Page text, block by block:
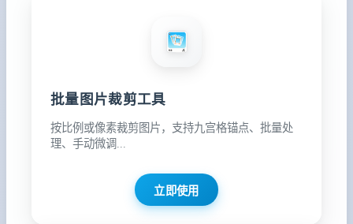
批量图片裁剪工具
按比例或像素裁剪图片，支持九宫格锚点、批量处
理、手动微调...
立即使用